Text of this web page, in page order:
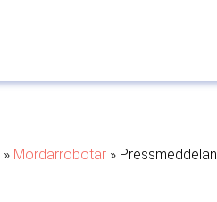
» Mördarrobotar »